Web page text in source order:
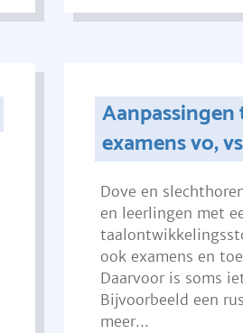
examens vo,
Dove en
en leerlingen met
ook examens en
Daarvoor is soms
Bijvoorbeeld een
meer...